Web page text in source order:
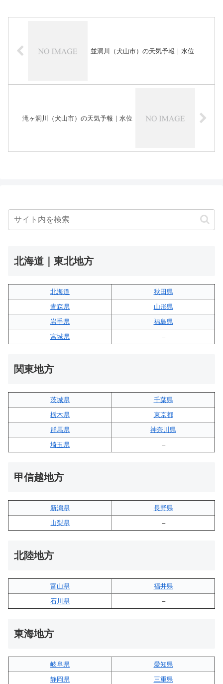
並洞川（犬山市）の天気予報｜水位
滝ヶ洞川（犬山市）の天気予報｜水位
北海道｜東北地方
北海道
秋田県
青森県
山形県
岩手県
福島県
宮城県
–
関東地方
茨城県
千葉県
栃木県
東京都
群馬県
神奈川県
埼玉県
–
甲信越地方
新潟県
長野県
山梨県
–
北陸地方
富山県
福井県
石川県
–
東海地方
岐阜県
愛知県
静岡県
三重県